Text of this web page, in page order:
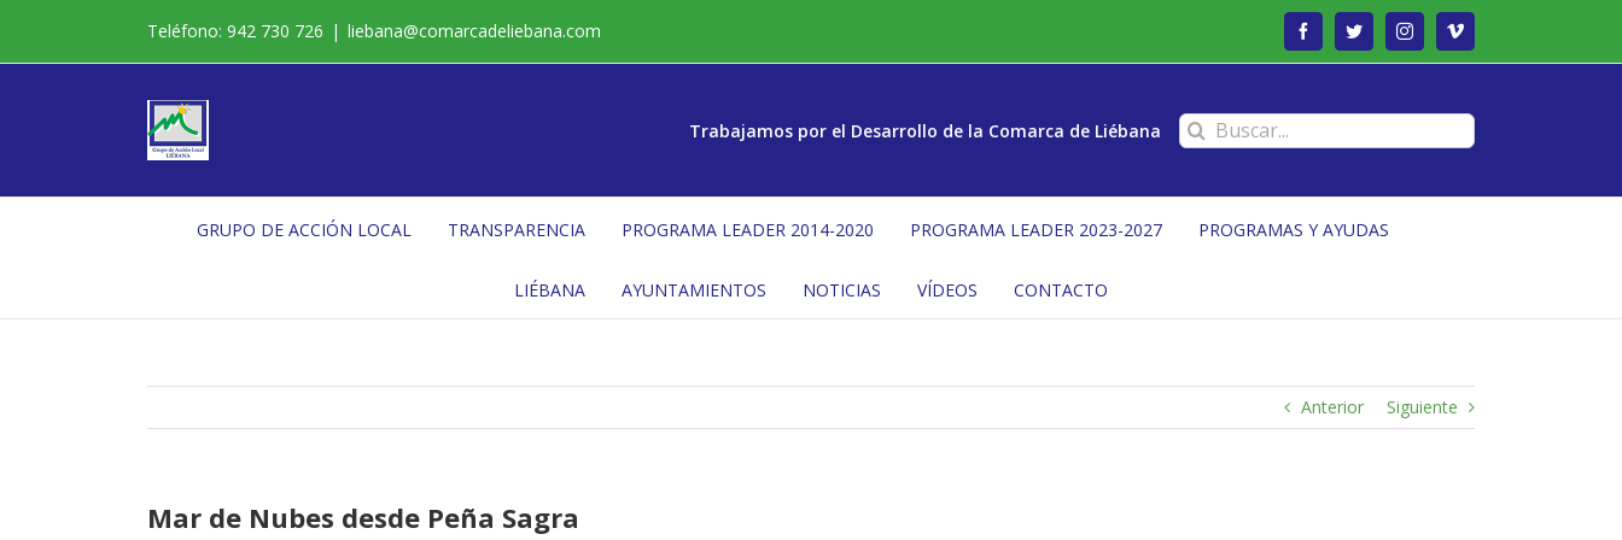
contenido
Teléfono: 942 730 726 | liebana@comarcadeliebana.com FacebookTwitterInstagramVimeo
Trabajamos por el Desarrollo de la Comarca de Liébana Buscar:
GRUPO DE ACCIÓN LOCAL TRANSPARENCIA PROGRAMA LEADER 2014-2020 PROGRAMA LEADER 2023-2027 PROGRAMAS Y AYUDAS
LIÉBANA AYUNTAMIENTOS NOTICIAS VÍDEOS CONTACTO
Anterior Siguiente
Mar de Nubes desde Peña Sagra